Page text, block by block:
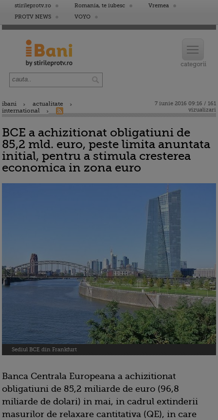
stirileprotv.ro Romania, te iubesc
Vremea
PROTV NEWS
VOYO
ibani
actualitate
international
7 iunie 2016 09:16 / 161
vizualizari
BCE a achizitionat obligatiuni de
85,2 mld. euro, peste limita anuntata
initial, pentru a stimula cresterea
economica in zona euro
Sediul BCE din Frankfurt
Banca Centrala Europeana a achizitionat
obligatiuni de 85,2 miliarde de euro (96,8
miliarde de dolari) in mai, in cadrul extinderii
masurilor de relaxare cantitativa (QE), in care